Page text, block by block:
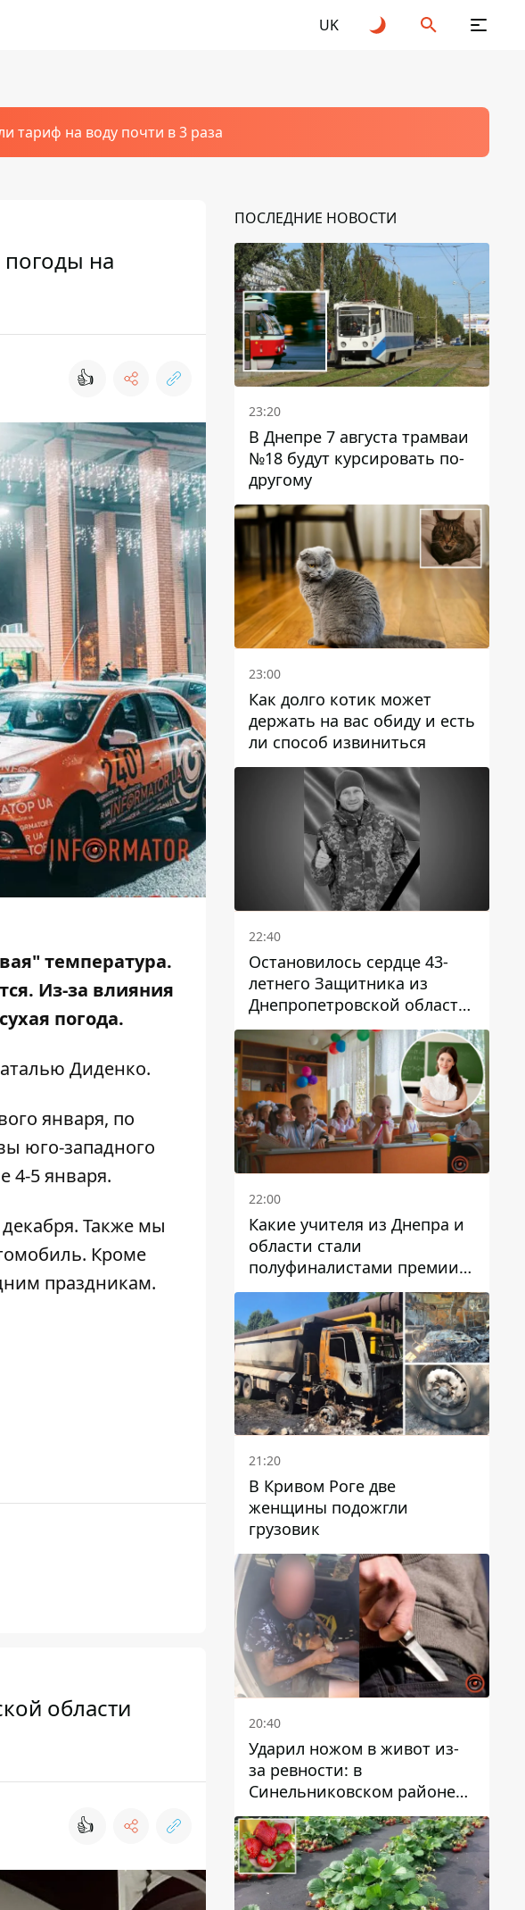
UK
тариф на воду почти в 3 раза
на
👍
температура.
. Из-за влияния
погода.
Диденко.
января, по
юго-западного
4-5 января.
. Также мы
. Кроме
праздникам.
области
👍
ПОСЛЕДНИЕ НОВОСТИ
23:20
В Днепре 7 августа трамваи
№18 будут курсировать по-
другому
23:00
Как долго котик может
держать на вас обиду и есть
ли способ извиниться
22:40
Остановилось сердце 43-
летнего Защитника из
Днепропетровской области
Евгения Зинченко
22:00
Какие учителя из Днепра и
области стали
полуфиналистами премии
Global Teacher Prize Ukraine
2026
21:20
В Кривом Роге две
женщины подожгли
грузовик
20:40
Ударил ножом в живот из-
за ревности: в
Синельниковском районе
задержали 49-летнего
мужчину за убийство